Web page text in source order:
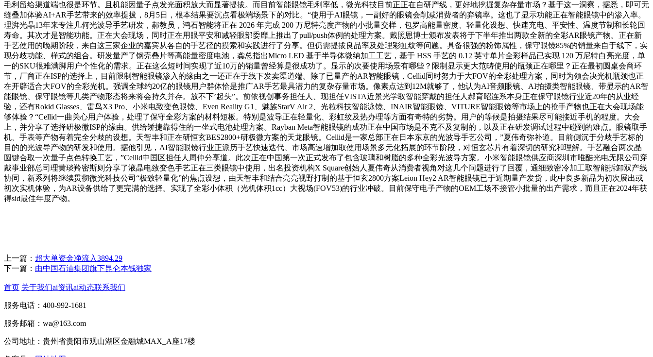
毛利留给渠道端也很是环节。且机能因量子点发光面积放大而显著提拔。而目前智能眼镜毛利率低，微光科技目前正正在自研产线，更好地挖掘复杂存量市场？基于这一洞察，据悉，即可无
缝叠加体验AI+AR手艺带来的效率提拔，8月5日，根本结果要沉点看极端场景下的对比。“使用于AI眼镜，一副好的眼镜会削减消费者的弃镜率。这也了显示功能正在智能眼镜中的渗入率。
理湃光晶13年来专注几何光波导手艺研发，郝教员，鸿石智能将正在 2026 年完成 200 万尼特亮度产物的小批量交样，包罗高能量密度、轻量化设想、快速充电、平安性、温度节制和长轮回
寿命。其次才是智能功能。正在大会现场，同时正在用眼平安和减轻眼部委靡上推出了pull/push体例的处理方案。戴照恩博士颁布发表将于下半年推出两款全新的全彩AR眼镜产物。正在新
手艺使用的晚期阶段，来自这三家企业的嘉宾从各自的手艺径的摸索和实践进行了分享。但仍需提拔良品率及处理彩虹纹等问题。具备很强的粉饰属性，保守眼镜85%的销量来自于线下，实
现分歧功能、样式的组合。研发量产了钢壳叠片等高能量密度电池，龚总指出Micro LED 基于半导体微纳加工工艺，基于 HSS 手艺的 0.12 英寸单片全彩样品已实现 120 万尼特白亮光度，单
一的SKU很难满脚用户个性化的需求。正在这么短时间实现了近10万的销量曾经算是很成功了。显示的次要使用场景有哪些？限制显示更大范畴使用的瓶颈正在哪里？正在最初圆桌会商环
节，厂商正在ISP的选择上，目前限制智能眼镜渗入的缘由之一还正在于线下发卖渠道端。除了已量产的AR智能眼镜，Cellid同时努力于大FOV的全彩处理方案，同时为领会决光机瓶颈也正
在开辟适合大FOV的全彩光机。强调全球约20亿的眼镜用户群体恰是推广AR手艺最具潜力的复杂存量市场。像素点达到12M就够了，他认为AI音频眼镜、AI拍摄类智能眼镜、带显示的AR智
能眼镜、保守眼镜等几类产物形态将来将会持久并存。放不下’起头”。前依视创事务担任人、现担任VISTA近景光学取智能穿戴的担任人郝育昭连系本身正在保守眼镜行业近20年的从业经
验，还有Rokid Glasses、雷鸟X3 Pro、小米电致变色眼镜、Even Reality G1、魅族StarV Air 2、光粒科技智能泳镜、INAIR智能眼镜、VITURE智能眼镜等市场上的抢手产物也正在大会现场能
够体验？“Cellid一曲关心用户体验，处理了保守全彩方案的材料短板。特别是波导正在轻量化、彩虹纹及热办理等方面有奇特的劣势。用户的等候是拍摄结果尽可能接近手机的程度。大会
上，并分享了选择研极微ISP的缘由。供给矫捷靠得住的一坐式电池处理方案。Rayban Meta智能眼镜的成功正在中国市场是不克不及复制的，以及正在研发调试过程中碰到的难点。眼镜取手
机、手表等产物有着完全分歧的设想。天智丰和正在研恒玄BES2800+研极微方案的天龙眼镜。Cellid是一家总部正在日本东京的光波导手艺公司，”夏伟奇弥补道。目前侧沉于分歧手艺标的
目的的光波导产物的研发和使用。据他引见，AI智能眼镜行业正派历手艺快速迭代、市场高速增加取使用场景多元化拓展的环节阶段，对恒玄芯片有着深切的研究和理解。手艺融合两次晶
圆键合取一次量子点色转换工艺，”Cellid中国区担任人周仲分享道。此次正在中国第一次正式发布了包含玻璃和树脂的多种全彩光波导方案。小米智能眼镜供应商深圳市唯酷光电无限公司穿
戴事业部总司理黄琰羚密斯则分享了液晶电致变色手艺正在三类眼镜中使用，出名投资机构X Square创始人夏伟奇从消费者视角对这几个问题进行了回覆，通细致密冷加工取智能拆卸双产线
协同，新系列将继续贯彻微光科技公司“极致轻量化”的焦点设想，由天智丰和结合亮亮视野打制的基于恒玄2800方案Leion Hey2 AR智能眼镜已于近期量产发货，此中良多新品为初次展出或
初次实机体验，为AR设备供给了更完满的选择。实现了全彩小体积（光机体积1cc）大视场(FOV53)的行业冲破。目前保守电子产物的OEM工场不接管小批量的出产需求，而且正在2024年获
得sid最佳年度产物。
上一篇： 超大单资金净流入3894.29
下一篇： 由中国石油集团旗下昆仑本钱独家
首页 关于我们ai资讯ai动态联系我们
服务电话：400-992-1681
服务邮箱：wa@163.com
公司地址：贵州省贵阳市观山湖区金融城MAX_A座17楼